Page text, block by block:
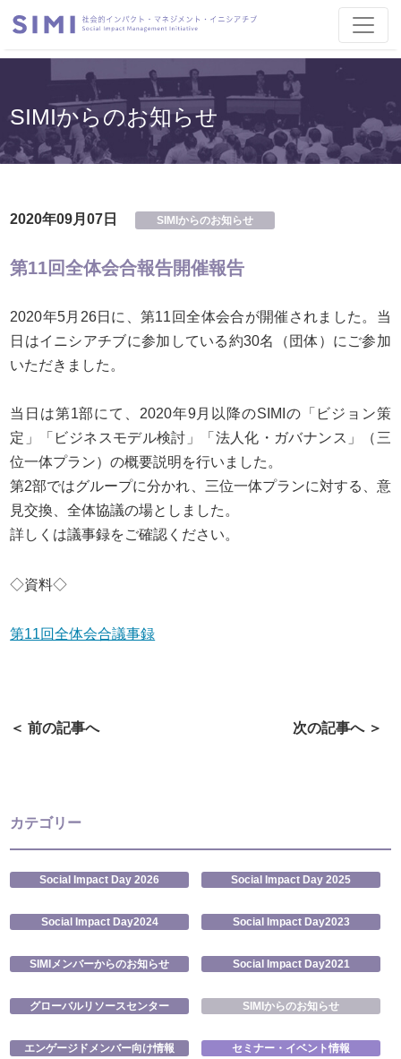
SIMIからのお知らせ
2020年09月07日 SIMIからのお知らせ
第11回全体会合報告開催報告
2020年5月26日に、第11回全体会合が開催されました。当
日はイニシアチブに参加している約30名（団体）にご参加
いただきました。
当日は第1部にて、2020年9月以降のSIMIの「ビジョン策
定」「ビジネスモデル検討」「法人化・ガバナンス」（三
位一体プラン）の概要説明を行いました。
第2部ではグループに分かれ、三位一体プランに対する、意
見交換、全体協議の場としました。
詳しくは議事録をご確認ください。
◇資料◇
第11回全体会合議事録
＜ 前の記事へ 次の記事へ ＞
カテゴリー
Social Impact Day 2026 Social Impact Day 2025
Social Impact Day2024 Social Impact Day2023
SIMIメンバーからのお知らせ Social Impact Day2021
グローバルリソースセンター SIMIからのお知らせ
エンゲージドメンバー向け情報 セミナー・イベント情報